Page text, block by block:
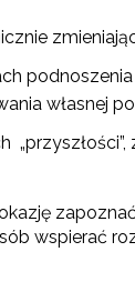
własnej
wspierać